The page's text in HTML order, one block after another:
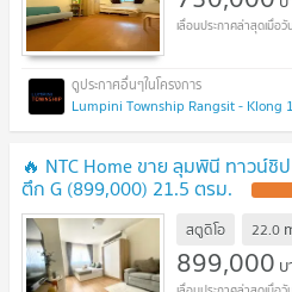
Lumpini Township Rangsit -
🔥 NTC Home ขาย ลุมพินี ทาวน์
ตึก G (899,000) 21.5 ตรม.
สตูดิโอ 22.0
899,000